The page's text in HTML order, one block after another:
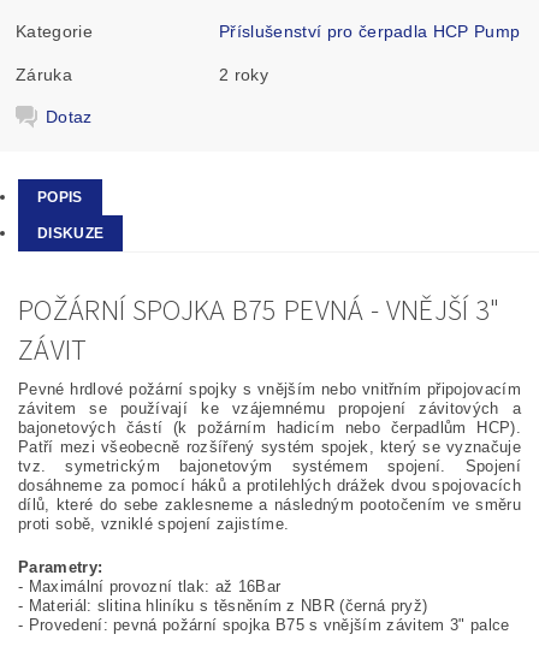
Kategorie Příslušenství pro čerpadla HCP Pump
Záruka 2 roky
Dotaz
POPIS
DISKUZE
POŽÁRNÍ SPOJKA B75 PEVNÁ - VNĚJŠÍ 3"
ZÁVIT
Pevné hrdlové požární spojky s vnějším nebo vnitřním připojovacím
závitem se používají ke vzájemnému propojení závitových a
bajonetových částí (k požárním hadicím nebo čerpadlům HCP).
Patří mezi všeobecně rozšířený systém spojek, který se vyznačuje
tvz. symetrickým bajonetovým systémem spojení. Spojení
dosáhneme za pomocí háků a protilehlých drážek dvou spojovacích
dílů, které do sebe zaklesneme a následným pootočením ve směru
proti sobě, vzniklé spojení zajistíme.
Parametry:
- Maximální provozní tlak: až 16Bar
- Materiál: slitina hliníku s těsněním z NBR (černá pryž)
- Provedení: pevná požární spojka B75 s vnějším závitem 3" palce